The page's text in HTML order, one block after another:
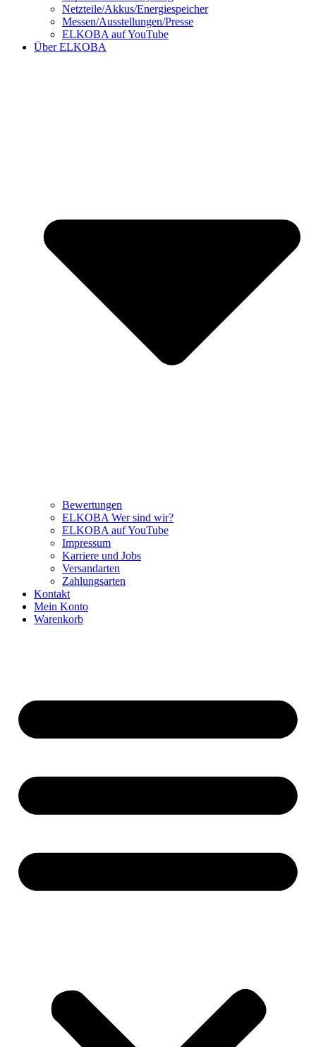
Netzteile/Akkus/Energiespeicher
Messen/Ausstellungen/Presse
ELKOBA auf YouTube
Über ELKOBA
Bewertungen
ELKOBA Wer sind wir?
ELKOBA auf YouTube
Impressum
Karriere und Jobs
Versandarten
Zahlungsarten
Kontakt
Mein Konto
Warenkorb